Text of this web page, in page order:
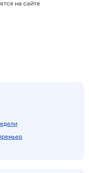
на сайте